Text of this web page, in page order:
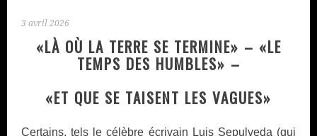
3 avril 2026
«LÀ OÙ LA TERRE SE TERMINE» – «LE
TEMPS DES HUMBLES» –
«ET QUE SE TAISENT LES VAGUES»
Certains, tels le célèbre écrivain Luis Sepulveda (qui